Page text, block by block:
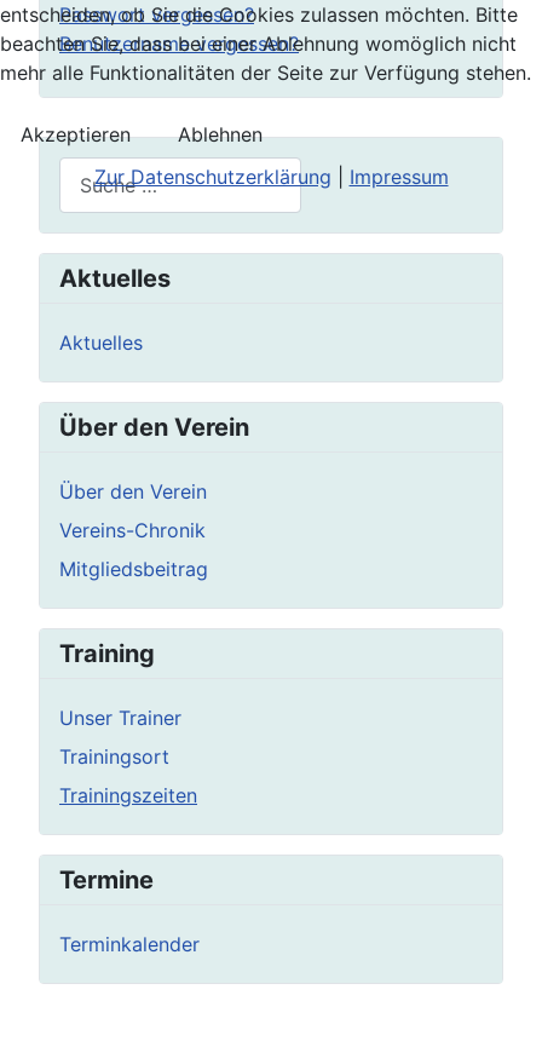
Suchen
Aktuelles
Aktuelles
Über den Verein
Über den Verein
Vereins-Chronik
Mitgliedsbeitrag
Training
Unser Trainer
Trainingsort
Trainingszeiten
Termine
Terminkalender
Passwort vergessen?
Benutzername vergessen?
entscheiden, ob Sie die Cookies zulassen möchten. Bitte
beachten Sie, dass bei einer Ablehnung womöglich nicht
mehr alle Funktionalitäten der Seite zur Verfügung stehen.
Akzeptieren
Ablehnen
Zur Datenschutzerklärung
Impressum